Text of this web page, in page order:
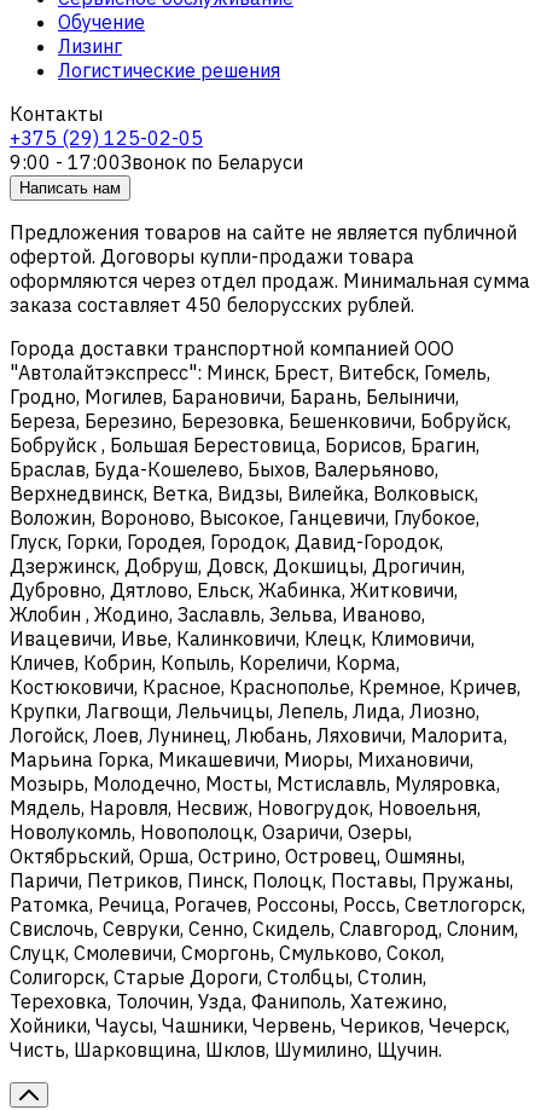
Обучение
Лизинг
Логистические решения
Контакты
+375 (29) 125-02-05
9:00 - 17:00Звонок по Беларуси
Написать нам
Предложения товаров на сайте не является публичной
офертой. Договоры купли-продажи товара
оформляются через отдел продаж. Минимальная сумма
заказа составляет 450 белорусских рублей.
Города доставки транспортной компанией ООО
"Автолайтэкспресс": Минск, Брест, Витебск, Гомель,
Гродно, Могилев, Барановичи, Барань, Белыничи,
Береза, Березино, Березовка, Бешенковичи, Бобруйск,
Бобруйск , Большая Берестовица, Борисов, Брагин,
Браслав, Буда-Кошелево, Быхов, Валерьяново,
Верхнедвинск, Ветка, Видзы, Вилейка, Волковыск,
Воложин, Вороново, Высокое, Ганцевичи, Глубокое,
Глуск, Горки, Городея, Городок, Давид-Городок,
Дзержинск, Добруш, Довск, Докшицы, Дрогичин,
Дубровно, Дятлово, Ельск, Жабинка, Житковичи,
Жлобин , Жодино, Заславль, Зельва, Иваново,
Ивацевичи, Ивье, Калинковичи, Клецк, Климовичи,
Кличев, Кобрин, Копыль, Кореличи, Корма,
Костюковичи, Красное, Краснополье, Кремное, Кричев,
Крупки, Лагвощи, Лельчицы, Лепель, Лида, Лиозно,
Логойск, Лоев, Лунинец, Любань, Ляховичи, Малорита,
Марьина Горка, Микашевичи, Миоры, Михановичи,
Мозырь, Молодечно, Мосты, Мстиславль, Муляровка,
Мядель, Наровля, Несвиж, Новогрудок, Новоельня,
Новолукомль, Новополоцк, Озаричи, Озеры,
Октябрьский, Орша, Острино, Островец, Ошмяны,
Паричи, Петриков, Пинск, Полоцк, Поставы, Пружаны,
Ратомка, Речица, Рогачев, Россоны, Россь, Светлогорск,
Свислочь, Севруки, Сенно, Скидель, Славгород, Слоним,
Слуцк, Смолевичи, Сморгонь, Смульково, Сокол,
Солигорск, Старые Дороги, Столбцы, Столин,
Тереховка, Толочин, Узда, Фаниполь, Хатежино,
Хойники, Чаусы, Чашники, Червень, Чериков, Чечерск,
Чисть, Шарковщина, Шклов, Шумилино, Щучин.